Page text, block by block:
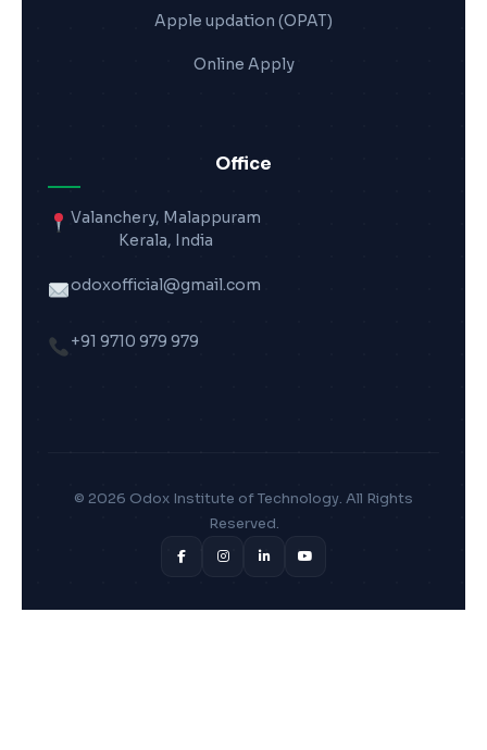
Apple updation (OPAT)
Online Apply
Office
Valanchery, Malappuram
Kerala, India
odoxofficial@gmail.com
+91 9710 979 979
© 2026 Odox Institute of Technology. All Rights
Reserved.